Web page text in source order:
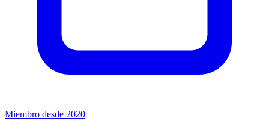
Miembro desde 2020